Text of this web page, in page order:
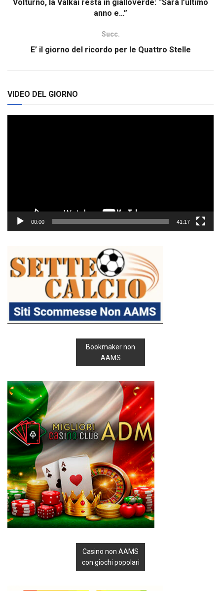
Volturno, la Valkai resta in gialloverde: “Sarà l’ultimo
anno e…”
Succ.
E’ il giorno del ricordo per le Quattro Stelle
VIDEO DEL GIORNO
00:00 41:17
Bookmaker non
AAMS
Casino non AAMS
con giochi popolari